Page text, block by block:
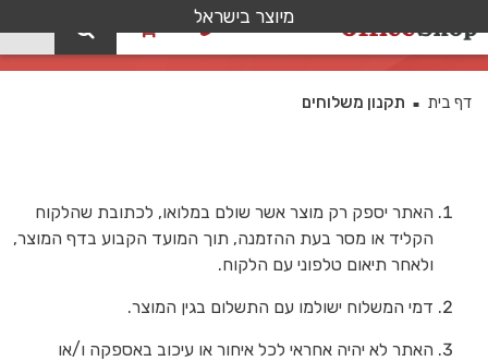
מיוצר בישראל
תקנון משלוחים
דף בית ■ תקנון משלוחים
האתר יספק רק מוצר אשר שולם במלואו, לכתובת שהלקוח
הקליד או מסר בעת ההזמנה, תוך המועד הקבוע בדף המוצר,
ולאחר תיאום טלפוני עם הלקוח.
דמי המשלוח ישולמו עם התשלום בגין המוצר.
האתר לא יהיה אחראי לכל איחור או עיכוב באספקה ו/או